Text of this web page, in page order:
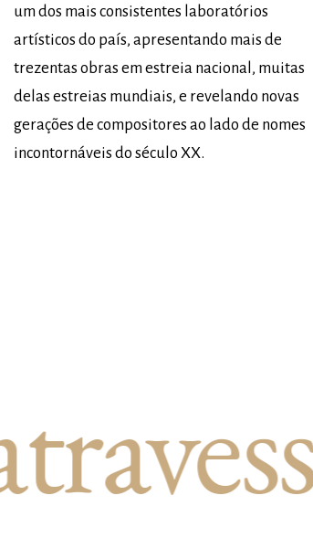
um dos mais consistentes laboratórios
artísticos do país, apresentando mais de
trezentas obras em estreia nacional, muitas
delas estreias mundiais, e revelando novas
gerações de compositores ao lado de nomes
incontornáveis do século XX.